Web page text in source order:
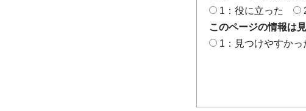
1：役に立った
このページの情報は
1：見つけやすかっ